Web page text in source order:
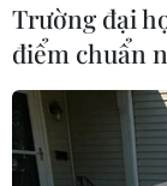
Xe khách lao
Trường đại
điểm chuẩn